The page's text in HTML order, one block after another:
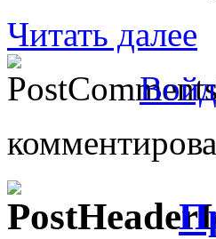
Читать далее